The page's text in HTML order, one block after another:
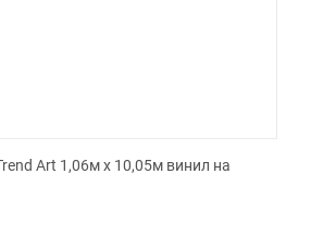
Art 1,06м х 10,05м винил на